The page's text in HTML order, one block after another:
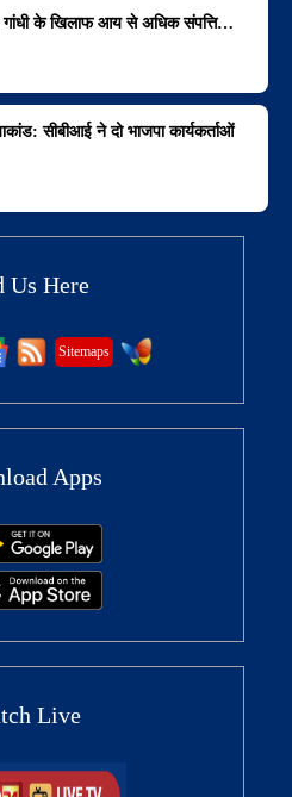
गांधी के खिलाफ आय से अधिक संपत्ति…
सीबीआई ने दो भाजपा कार्यकर्ताओं
Us Here
Sitemaps
Apps
Live